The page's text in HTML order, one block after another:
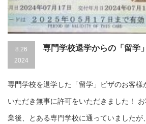
8.26
2024
専門学校退学からの「留学
専門学校を退学した「留学」ビザのお客様
いただき無事に許可をいただきました！
業後、とある専門学校に通っていましたが